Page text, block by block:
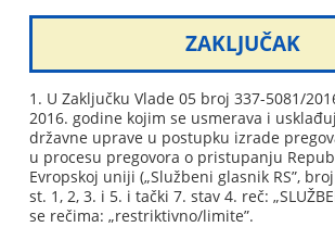
ZAKLJUČAK
1. U Zaključku Vlade 05 broj 337-5081/
2016. godine kojim se usmerava i
državne uprave u postupku izrade
u procesu pregovora o pristupanju
Evropskoj uniji („Službeni glasnik RS”,
st. 1, 2, 3. i 5. i tački 7. stav 4. reč:
se rečima: „restriktivno/limite”.